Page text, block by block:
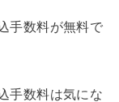
手数料が無料で
手数料は気にな